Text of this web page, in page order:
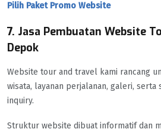
Pilih Paket Promo Website
7. Jasa Pembuatan Website
Depok
Website tour and travel kami rancang
wisata, layanan perjalanan, galeri, serta
inquiry.
Struktur website dibuat informatif dan